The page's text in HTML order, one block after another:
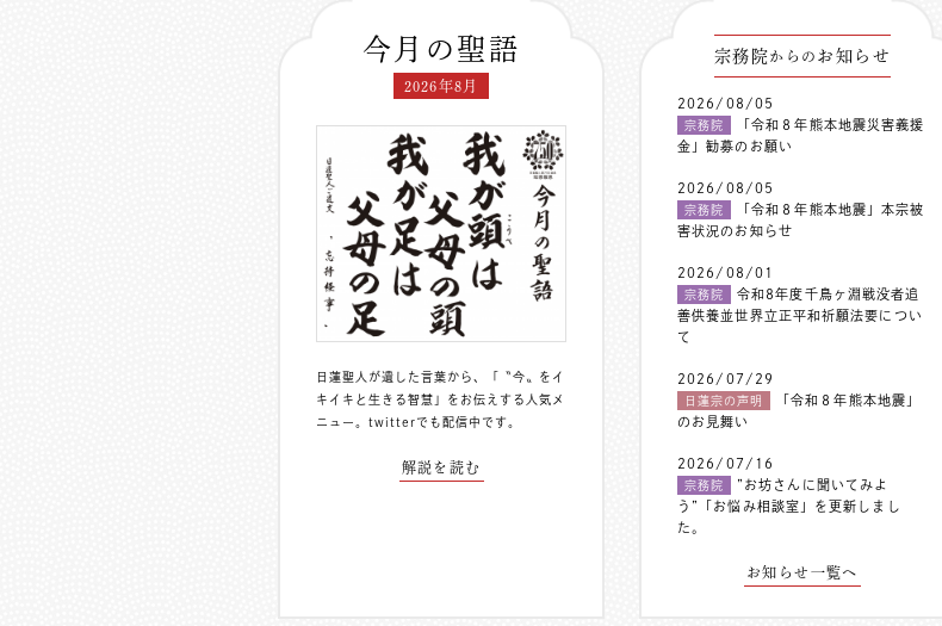
今月の聖語
2026年8月
日蓮聖人が遺した言葉から、「〝今〟をイ
キイキと生きる智慧」をお伝えする人気メ
ニュー。 twitterでも配信中 です。
解説を読む
宗務院からの お知らせ
2026/08/05
宗務院
「令和８年熊本地震災害義援
金」勧募のお願い
2026/08/05
宗務院
「令和８年熊本地震」本宗被
害状況のお知らせ
2026/08/01
宗務院
令和8年度千鳥ヶ淵戦没者追
善供養並世界立正平和祈願法要につい
て
2026/07/29
日蓮宗の声明
「令和８年熊本地震」
のお見舞い
2026/07/16
宗務院
”お坊さんに聞いてみよ
う”「お悩み相談室」を更新しまし
た。
お知らせ一覧へ